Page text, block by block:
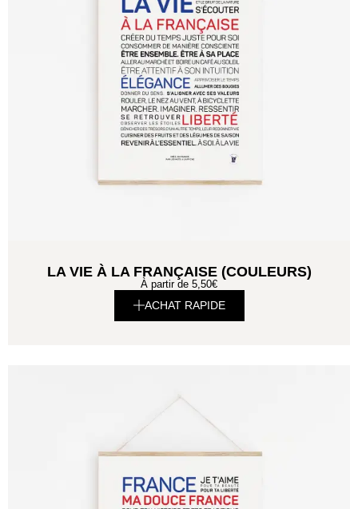
LA VIE À LA FRANÇAISE (COULEURS)
À partir de 5,50€
ACHAT RAPIDE